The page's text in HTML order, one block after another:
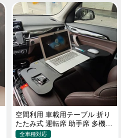
空間利用 車載用テーブル 折り
たたみ式 運転席 助手席 多機能
パソコン 食事 書き込み
全車種対応